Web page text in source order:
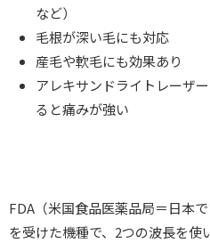
など）
毛根が深い毛にも対応
産毛や軟毛にも効果あり
アレキサンドライトレーザ
ると痛みが強い
FDA（米国食品医薬品局＝日本
を受けた機種で、2つの波長を